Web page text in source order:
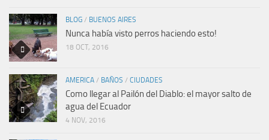
BLOG / BUENOS AIRES
Nunca había visto perros haciendo esto!
18 OCT, 2016
AMERICA / BAÑOS / CIUDADES
Como llegar al Pailón del Diablo: el mayor salto de
agua del Ecuador
4 NOV, 2016